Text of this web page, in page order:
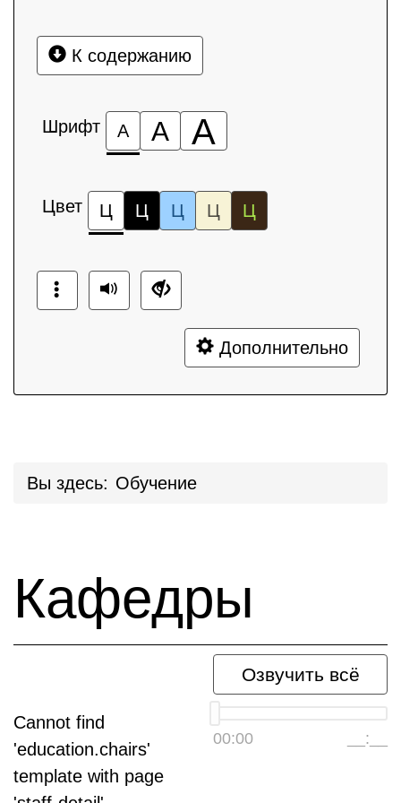
К содержанию
Шрифт А А А
Цвет Ц Ц Ц Ц Ц
Дополнительно
Вы здесь: Обучение
Кафедры
Озвучить всё
00:00 __:__
Cannot find
'education.chairs'
template with page